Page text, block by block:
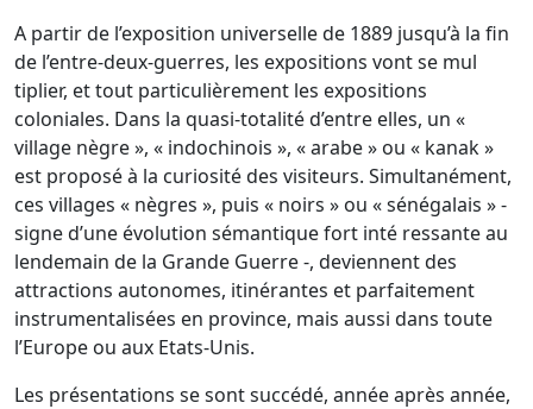
A partir de l’exposition universelle de 1889 jusqu’à la fin
de l’entre-deux-guerres, les expositions vont se mul
tiplier, et tout particulièrement les expositions
coloniales. Dans la quasi-totalité d’entre elles, un «
village nègre », « indochinois », « arabe » ou « kanak »
est proposé à la curiosité des visiteurs. Simultanément,
ces villages « nègres », puis « noirs » ou « sénégalais » -
signe d’une évolution sémantique fort inté ressante au
lendemain de la Grande Guerre -, deviennent des
attractions autonomes, itinérantes et parfaitement
instrumentalisées en province, mais aussi dans toute
l’Europe ou aux Etats-Unis.
Les présentations se sont succédé, année après année,